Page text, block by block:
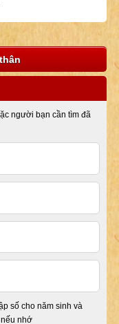
người bạn cần tìm đã
số cho năm sinh và
nhớ